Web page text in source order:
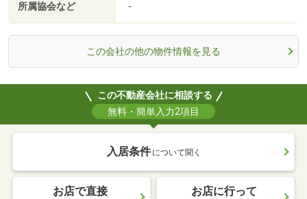
所属協会など -
この会社の他の物件情報を見る
この不動産会社に相談する
無料・簡単入力2項目
入居条件 について聞く
お店で直接 お店に行って